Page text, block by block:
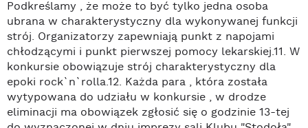
Podkreślamy , że może to być tylko jedna osoba
ubrana w charakterystyczny dla wykonywanej funkcji
strój. Organizatorzy zapewniają punkt z napojami
chłodzącymi i punkt pierwszej pomocy lekarskiej.11. W
konkursie obowiązuje strój charakterystyczny dla
epoki rock`n`rolla.12. Każda para , która została
wytypowana do udziału w konkursie , w drodze
eliminacji ma obowiązek zgłosić się o godzinie 13-tej